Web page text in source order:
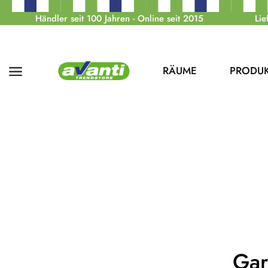
Händler seit 100 Jahren - Online seit 2015
RÄUME